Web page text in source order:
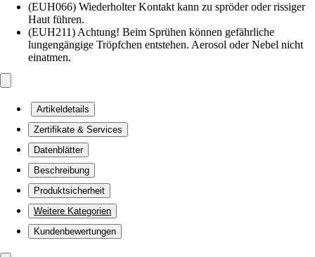
(EUH066) Wiederholter Kontakt kann zu spröder oder rissiger
Haut führen.
(EUH211) Achtung! Beim Sprühen können gefährliche
lungengängige Tröpfchen entstehen. Aerosol oder Nebel nicht
einatmen.
Artikeldetails
Zertifikate & Services
Datenblätter
Beschreibung
Produktsicherheit
Weitere Kategorien
Kundenbewertungen